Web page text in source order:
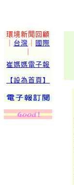
環境新聞回顧
台灣
國際
崔媽媽電子報
【設為首頁】